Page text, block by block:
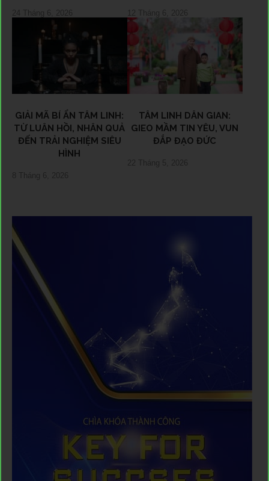
24 Tháng 6, 2026 12 Tháng 6, 2026
GIẢI MÃ BÍ ẨN TÂM LINH:
TỪ LUÂN HỒI, NHÂN QUẢ
ĐẾN TRẢI NGHIỆM SIÊU
HÌNH
8 Tháng 6, 2026
TÂM LINH DÂN GIAN:
GIEO MẦM TIN YÊU, VUN
ĐẮP ĐẠO ĐỨC
22 Tháng 5, 2026